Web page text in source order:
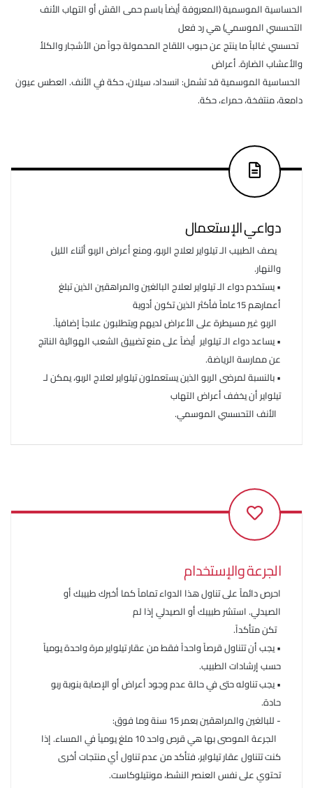
الحساسية الموسمية (المعروفة أيضاً باسم حمى القش أو التهاب الأنف
التحسسي الموسمي) هي رد فعل
تحسسي غالباً ما ينتج عن حبوب اللقاح المحمولة جواً من الأشجار والكلأ
والأعشاب الضارة. أعراض
الحساسية الموسمية قد تشمل: انسداد، سيلان، حكة في الأنف. العطس عيون
دامعة، منتفخة، حمراء، حكة.
دواعي الإستعمال
يصف الطبيب الـ تيلواير لعلاج الربو، ومنع أعراض الربو أثناء الليل
والنهار.
• يستخدم دواء الـ تيلواير لعلاج البالغين والمراهقين الذين تبلغ
أعمارهم 15عاماً فأكثر الذين تكون أدوية
الربو غير مسيطرة على الأعراض لديهم ويتطلبون علاجاً إضافياً.
• يساعد دواء الـ تيلواير أيضاً على منع تضييق الشعب الهوائية الناتج
عن ممارسة الرياضة.
• بالنسبة لمرضى الربو الذين يستعملون تيلواير لعلاج الربو، يمكن لـ
تيلواير أن يخفف أعراض التهاب
الأنف التحسسي الموسمي.
الجرعة والإستخدام
احرص دائماً على تناول هذا الدواء تماماً كما أخبرك طبيبك أو
الصيدلي. استشر طبيبك أو الصيدلي إذا لم
تكن متأكداً.
• يجب أن تتناول قرصاً واحداً فقط من عقار تيلواير مرة واحدة يومياً
حسب إرشادات الطبيب.
• يجب تناوله حتى في حالة عدم وجود أعراض أو الإصابة بنوبة ربو
حادة.
- للبالغين والمراهقين بعمر 15 سنة وما فوق:
الجرعة الموصى بها هي قرص واحد 10 ملغ يومياً في المساء. إذا
كنت تتناول عقار تيلواير، فتأكد من عدم تناول أي منتجات أخرى
تحتوي على نفس العنصر النشط، مونتيلوكاست.